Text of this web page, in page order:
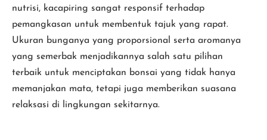
nutrisi, kacapiring sangat responsif terhadap
pemangkasan untuk membentuk tajuk yang rapat.
Ukuran bunganya yang proporsional serta aromanya
yang semerbak menjadikannya salah satu pilihan
terbaik untuk menciptakan bonsai yang tidak hanya
memanjakan mata, tetapi juga memberikan suasana
relaksasi di lingkungan sekitarnya.